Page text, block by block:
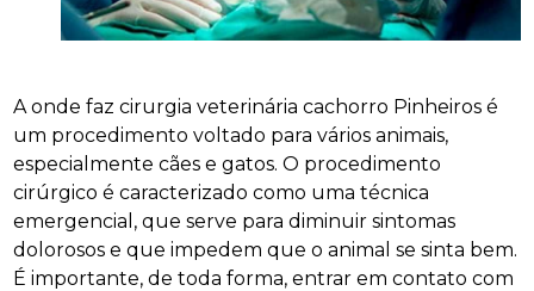
A onde faz cirurgia veterinária cachorro Pinheiros é
um procedimento voltado para vários animais,
especialmente cães e gatos. O procedimento
cirúrgico é caracterizado como uma técnica
emergencial, que serve para diminuir sintomas
dolorosos e que impedem que o animal se sinta bem.
É importante, de toda forma, entrar em contato com